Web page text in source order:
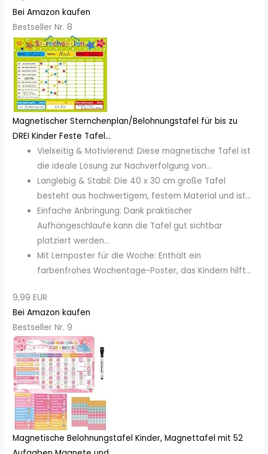
Bei Amazon kaufen
Bestseller Nr. 8
Magnetischer Sternchenplan/Belohnungstafel für bis zu
DREI Kinder Feste Tafel...
Vielseitig & Motivierend: Diese magnetische Tafel ist
die ideale Lösung zur Nachverfolgung von...
Langlebig & Stabil: Die 40 x 30 cm große Tafel
besteht aus hochwertigem, festem Material und ist...
Einfache Anbringung: Dank praktischer
Aufhängeschlaufe kann die Tafel gut sichtbar
platziert werden...
Mit Lernposter für die Woche: Enthält ein
farbenfrohes Wochentage-Poster, das Kindern hilft...
9,99 EUR
Bei Amazon kaufen
Bestseller Nr. 9
Magnetische Belohnungstafel Kinder, Magnettafel mit 52